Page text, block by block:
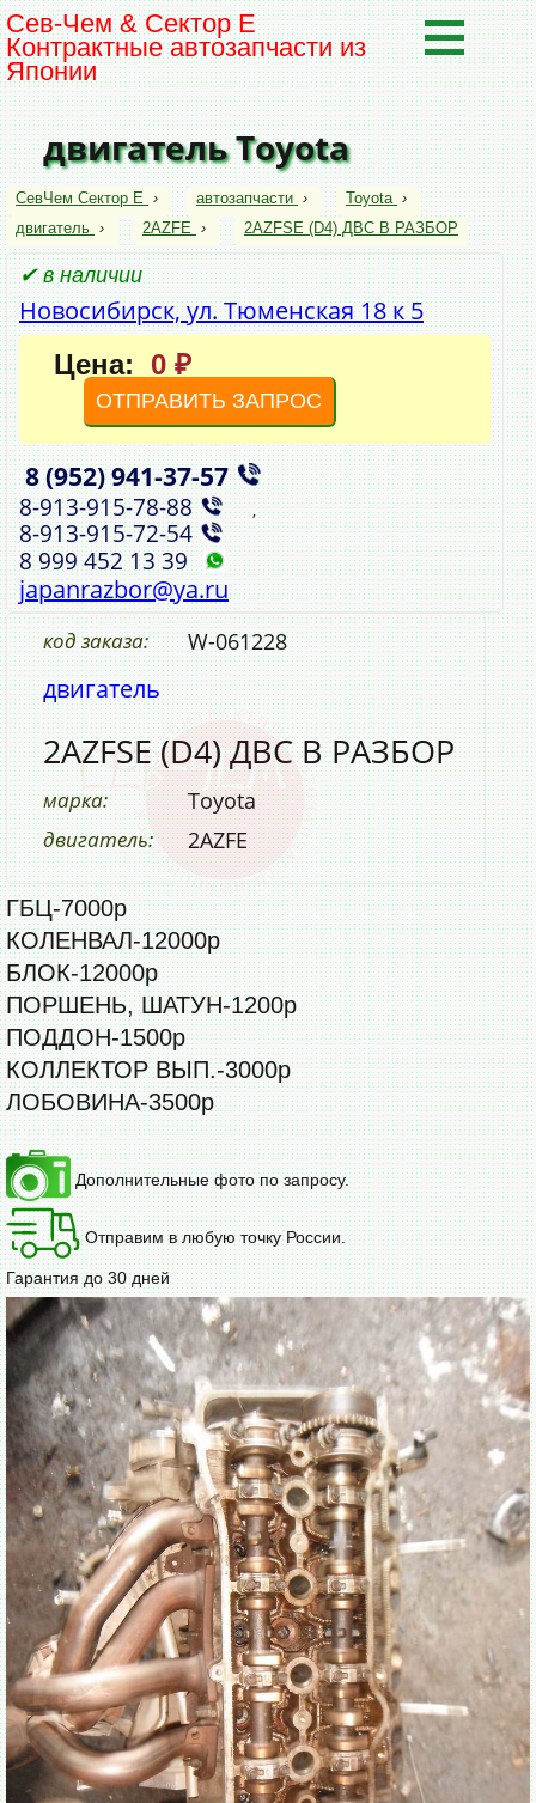
Сев-Чем & Сектор Е
Контрактные автозапчасти из
Японии
двигатель Toyota
СевЧем Сектор Е › автозапчасти › Toyota ›
двигатель › 2AZFE › 2AZFSE (D4) ДВС В РАЗБОР
✔ в наличии
Новосибирск, ул. Тюменская 18 к 5
Цена: 0 ₽
ОТПРАВИТЬ ЗАПРОС
8 (952)941‑37‑57 ,
8‑913‑915‑78‑88 ,
8‑913‑915‑72‑54
8 999 452 13 39
japanrazbor@ya.ru
код заказа: W-061228
двигатель
2AZFSE (D4) ДВС В РАЗБОР
марка: Toyota
двигатель: 2AZFE
ГБЦ-7000р
КОЛЕНВАЛ-12000р
БЛОК-12000р
ПОРШЕНЬ, ШАТУН-1200р
ПОДДОН-1500р
КОЛЛЕКТОР ВЫП.-3000р
ЛОБОВИНА-3500р
Дополнительные фото по запросу.
Отправим в любую точку России.
Гарантия до 30 дней